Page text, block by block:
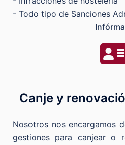
- Todo tipo de Sanciones
Canje y
Nosotros nos encargamos
gestiones para canjear o